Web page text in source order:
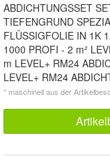
ABDICHTUNGSSET
TIEFENGRUND
FLÜSSIGFOLIE IN 1K
1000 PROFI - 2 m²
m LEVEL+ RM24
LEVEL+ RM24
* maschinell aus der